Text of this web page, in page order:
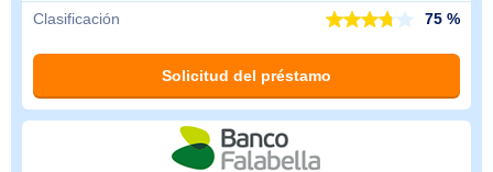
Clasificación
75 %
Solicitud del préstamo